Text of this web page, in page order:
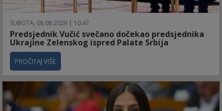
SUBOTA, 08.08.2026 | 10:47
Predsjednik Vučić svečano dočekao predsjednika
Ukrajine Zelenskog ispred Palate Srbija
PROČITAJ VIŠE